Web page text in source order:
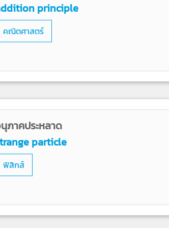
principle
คณิตศาสตร์
ภาคประหลาด
particle
ฟิสิกส์